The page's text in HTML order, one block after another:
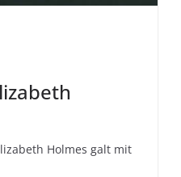
Holmes galt mit